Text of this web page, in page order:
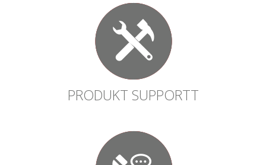
PRODUKT SUPPORTT